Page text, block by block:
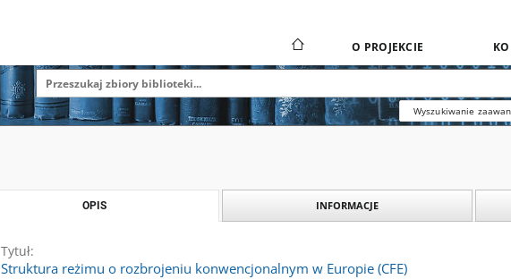
O PROJEKCIE
Wyszukiwanie
OPIS INFORMACJE
Tytuł:
Struktura reżimu o rozbrojeniu konwencjonalnym w Europie (CFE)